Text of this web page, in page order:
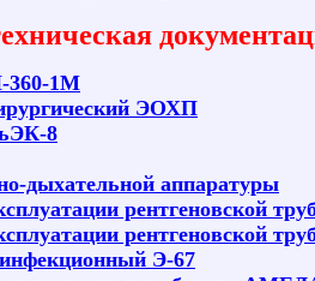
360-1М
ЭОХП
8
дыхательной аппаратуры
рентгеновской
рентгеновской
Э-67